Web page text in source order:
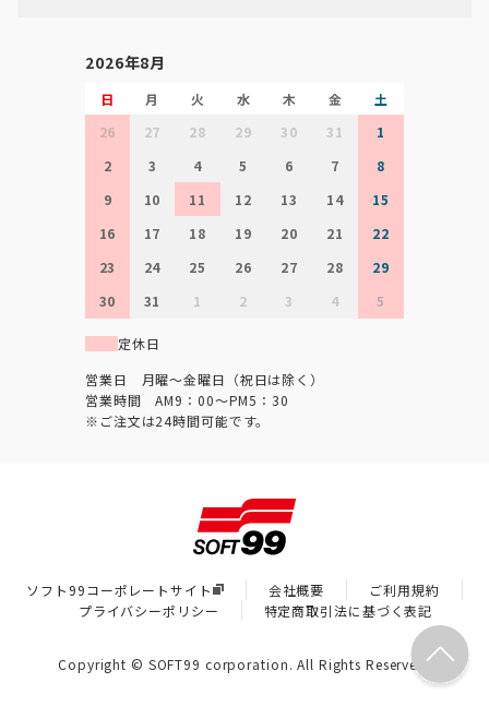
2026年8月
日 月 火 水 木 金
土
26
27 28 29 30 31
1
2
3 4 5 6 7
8
9
10 11 12 13 14
15
16
17 18 19 20 21
22
23
24 25 26 27 28
29
30
31 1 2 3 4 5
定休日
営業日 月曜～金曜日（祝日は除く）
営業時間 AM9：00～PM5：30
※ご注文は24時間可能です。
ソフト99コーポレートサイト 会社概要
ご利用規約
プライバシーポリシー
特定商取引法に基づく表記
Copyright © SOFT99 corporation. All Rights Reserved.